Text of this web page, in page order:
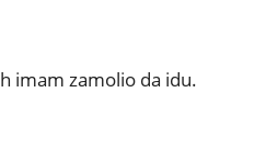
imam zamolio da idu.